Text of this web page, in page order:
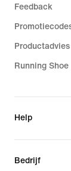
Feedback
Productadvies
Running Shoe
Help
Bedrijf